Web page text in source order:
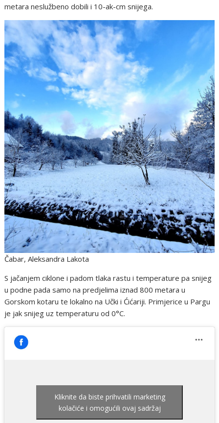
metara neslužbeno dobili i 10-ak-cm snijega.
Čabar, Aleksandra Lakota
S jačanjem ciklone i padom tlaka rastu i temperature pa snijeg
u podne pada samo na predjelima iznad 800 metara u
Gorskom kotaru te lokalno na Učki i Ćićariji. Primjerice u Pargu
je jak snijeg uz temperaturu od 0°C.
Kliknite da biste prihvatili marketing
kolačiće i omogućili ovaj sadržaj